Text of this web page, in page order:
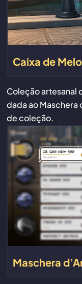
Caixa de
Coleção artesanal
dada ao Maschera
de coleção.
Maschera